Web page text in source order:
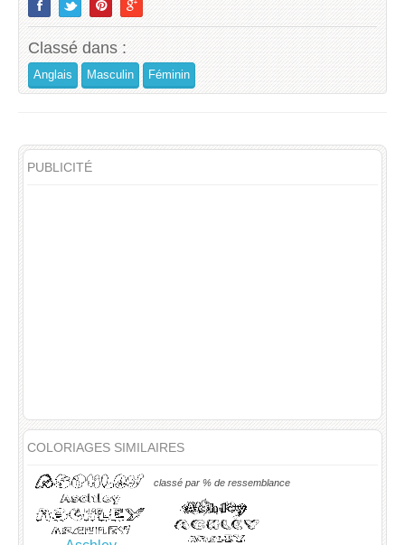
Classé dans :
Anglais Masculin Féminin
PUBLICITÉ
COLORIAGES SIMILAIRES
classé par % de ressemblance